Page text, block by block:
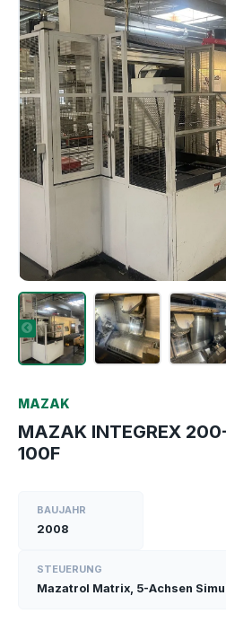
MAZAK
MAZAK INTEGREX
100F
BAUJAHR
2008
STEUERUNG
Mazatrol Matrix, 5-Achsen